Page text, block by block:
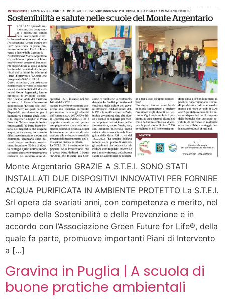
Monte Argentario GRAZIE A S.T.E.I. SONO STATI
INSTALLATI DUE DISPOSITIVI INNOVATIVI PER FORNIRE
ACQUA PURIFICATA IN AMBIENTE PROTETTO La S.T.E.I.
Srl opera da svariati anni, con competenza e merito, nel
campo della Sostenibilità e della Prevenzione e in
accordo con l’Associazione Green Future for Life®, della
quale fa parte, promuove importanti Piani di Intervento
a […]
Gravina in Puglia | A scuola di
buone pratiche ambientali